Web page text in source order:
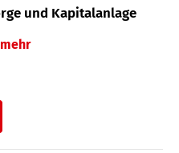
und Kapitalanlage
mehr